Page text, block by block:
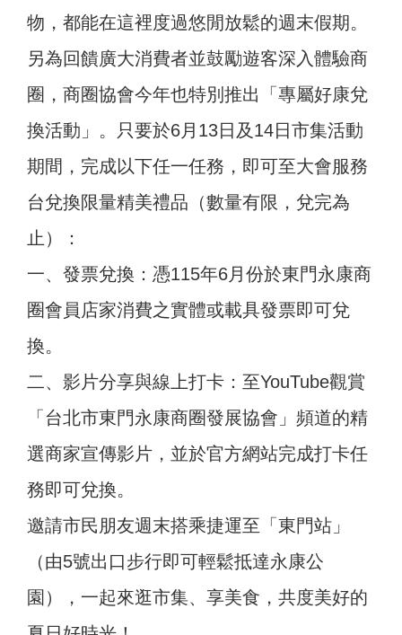
物，都能在這裡度過悠閒放鬆的週末假期。
另為回饋廣大消費者並鼓勵遊客深入體驗商
圈，商圈協會今年也特別推出「專屬好康兌
換活動」。只要於6月13日及14日市集活動
期間，完成以下任一任務，即可至大會服務
台兌換限量精美禮品（數量有限，兌完為
止）：
一、發票兌換：憑115年6月份於東門永康商
圈會員店家消費之實體或載具發票即可兌
換。
二、影片分享與線上打卡：至YouTube觀賞
「台北市東門永康商圈發展協會」頻道的精
選商家宣傳影片，並於官方網站完成打卡任
務即可兌換。
邀請市民朋友週末搭乘捷運至「東門站」
（由5號出口步行即可輕鬆抵達永康公
園），一起來逛市集、享美食，共度美好的